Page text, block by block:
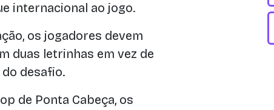
internacional ao jogo.
os jogadores devem
duas letrinhas em vez de
desafio.
de Ponta Cabeça, os